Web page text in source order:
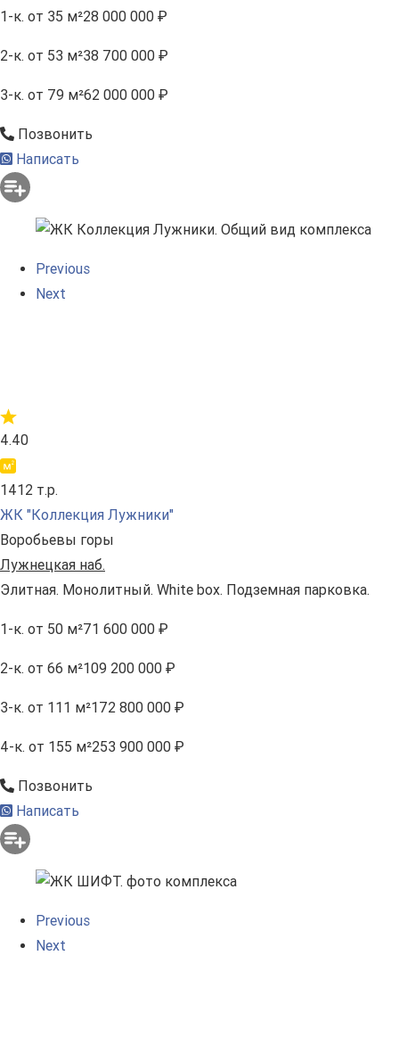
1-к. от 35 м²28 000 000 ₽
2-к. от 53 м²38 700 000 ₽
3-к. от 79 м²62 000 000 ₽
Позвонить
Написать
Previous
Next
4.40
1412 т.р.
ЖК "Коллекция Лужники"
Воробьевы горы
Лужнецкая наб.
Элитная. Монолитный. White box. Подземная парковка.
1-к. от 50 м²71 600 000 ₽
2-к. от 66 м²109 200 000 ₽
3-к. от 111 м²172 800 000 ₽
4-к. от 155 м²253 900 000 ₽
Позвонить
Написать
Previous
Next